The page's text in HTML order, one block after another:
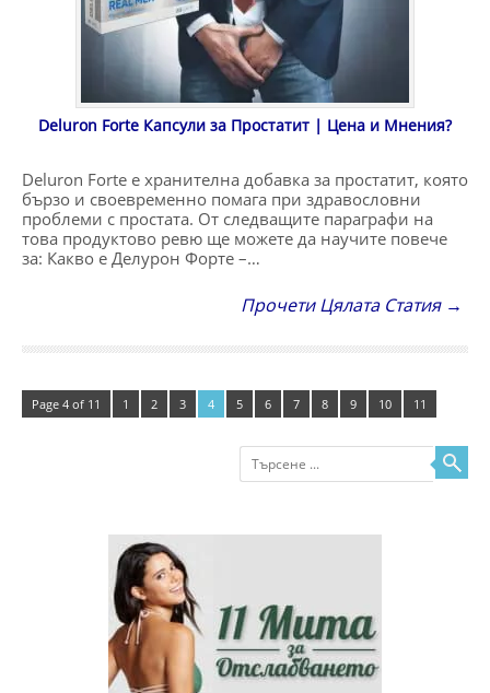
Deluron Forte Капсули за Простатит | Цена и Мнения?
Deluron Forte е хранителна добавка за простатит, която
бързо и своевременно помага при здравословни
проблеми с простата. От следващите параграфи на
това продуктово ревю ще можете да научите повече
за: Какво е Делурон Форте –…
Прочети Цялата Статия →
Page 4 of 11 1 2 3 4 5 6 7 8 9 10 11
Търсене